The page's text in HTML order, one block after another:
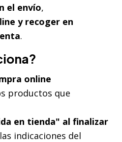
el envío,
y recoger en
.
online
productos que
en tienda" al finalizar
indicaciones del